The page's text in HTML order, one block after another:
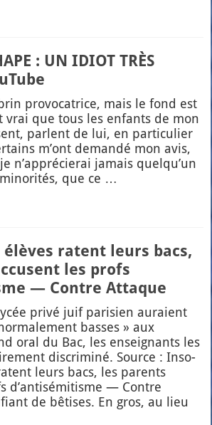
: UN IDIOT TRÈS
pro­vo­ca­trice, mais le fond est
vrai que tous les enfants de mon
parlent de lui, en par­ti­cu­lier
m’ont deman­dé mon avis,
n’ap­pré­cie­rai jamais quel­qu’un
que ce …
ratent leurs bacs,
les profs
— Contre Attaque
pri­vé juif pari­sien auraient
basses » aux
oral du Bac, les ensei­gnants les
dis­cri­mi­né. Source : Inso­
leurs bacs, les parents
d’antisémitisme — Contre
de bêtises. En gros, au lieu